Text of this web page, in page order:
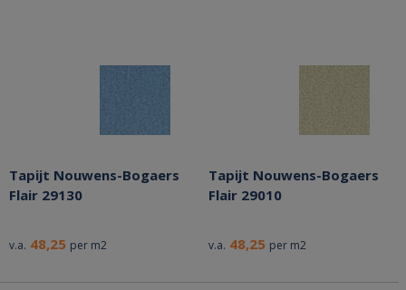
Tapijt Nouwens-Bogaers
Flair 29130
v.a. 48,25 per m2
Tapijt Nouwens-Bogaers
Flair 29010
v.a. 48,25 per m2